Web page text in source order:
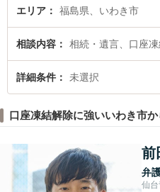
湊法律事務所の安藤 眞史弁護士のプロ
注目されています。『いわき市で土日
な近くの弁護士を検索したい』『初回
るいわき市内の弁護士に相談予約した
めです。
エリア 福島県、いわき市
相談内容 相続・遺言、口座
詳細条件 未選択
口座凍結解除に強いいわき市
前
弁
仙